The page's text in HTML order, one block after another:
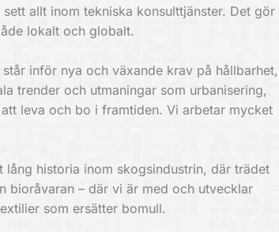
allt inom tekniska konsulttjänster. Det gör
lokalt och globalt.
inför nya och växande krav på hållbarhet,
trender och utmaningar som urbanisering,
leva och bo i framtiden. Vi arbetar mycket
historia inom skogsindustrin, där trädet
bioråvaran – där vi är med och utvecklar
som ersätter bomull.